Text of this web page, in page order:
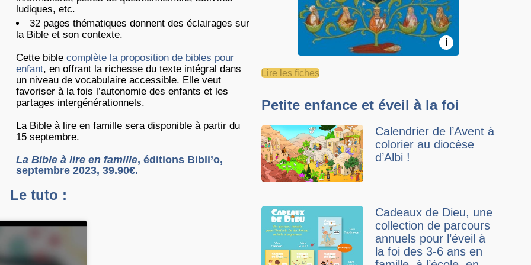
ludiques, etc.
32 pages thématiques donnent des éclairages sur
la Bible et son contexte.
Cette bible complète la proposition de bibles pour
enfant, en offrant la richesse du texte intégral dans
un niveau de vocabulaire accessible. Elle veut
favoriser à la fois l’autonomie des enfants et les
partages intergénérationnels.
La Bible à lire en famille sera disponible à partir du
15 septembre.
La Bible à lire en famille, éditions Bibli’o,
septembre 2023, 39.90€.
Le tuto :
i
Lire les fiches
Petite enfance et éveil à la foi
Calendrier de l’Avent à
colorier au diocèse
d’Albi !
Cadeaux de Dieu, une
collection de parcours
annuels pour l’éveil à
la foi des 3-6 ans en